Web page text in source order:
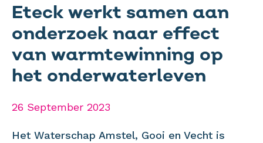
Eteck werkt samen aan
onderzoek naar effect
van warmtewinning op
het onderwaterleven
26 September 2023
Het Waterschap Amstel, Gooi en Vecht is